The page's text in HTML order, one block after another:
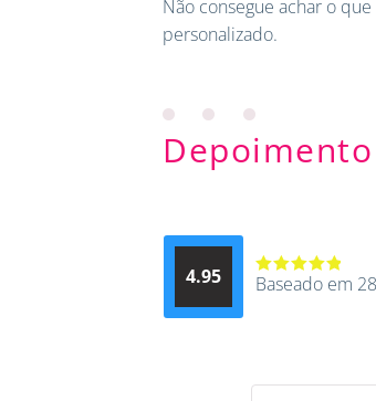
Não consegue achar o
personalizado.
4.95
Avaliação
Baseado em